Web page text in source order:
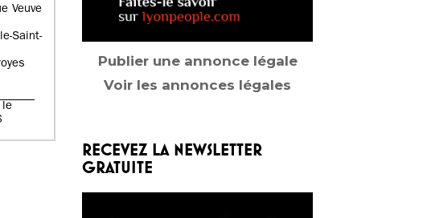
Veuve
Saint-
le
Publier une annonce légale
Voir les annonces légales
RECEVEZ LA NEWSLETTER
GRATUITE